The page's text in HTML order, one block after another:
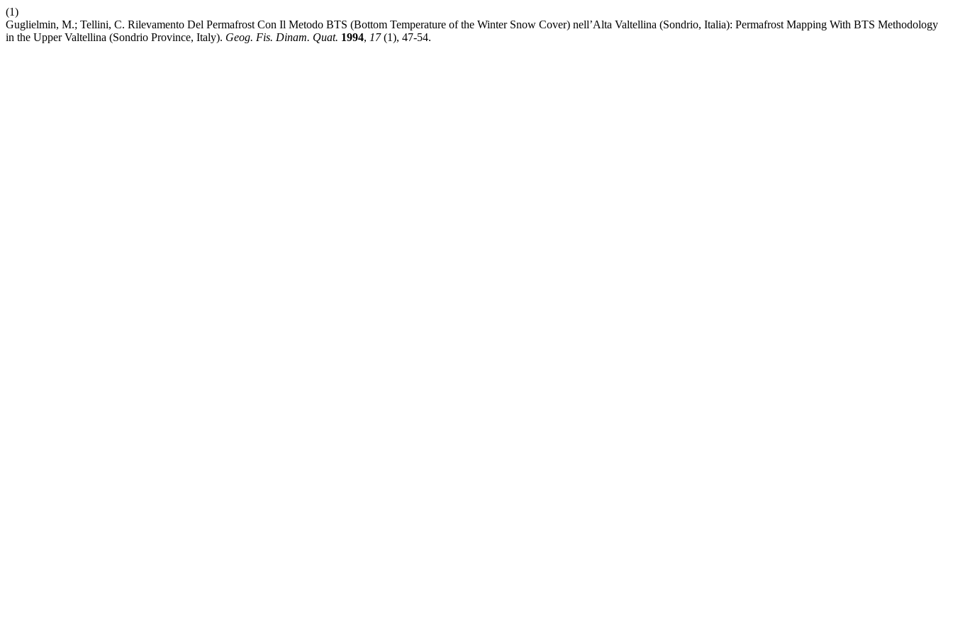
(1)
Guglielmin, M.; Tellini, C. Rilevamento Del Permafrost Con Il Metodo BTS (Bottom Temperature of the Winter Snow Cover) nell’Alta Valtellina (Sondrio, Italia): Permafrost Mapping With BTS Methodology
in the Upper Valtellina (Sondrio Province, Italy). Geog. Fis. Dinam. Quat. 1994, 17(1), 47-54.